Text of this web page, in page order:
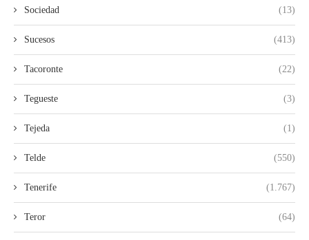
Sociedad (13)
Sucesos (413)
Tacoronte (22)
Tegueste (3)
Tejeda (1)
Telde (550)
Tenerife (1.767)
Teror (64)